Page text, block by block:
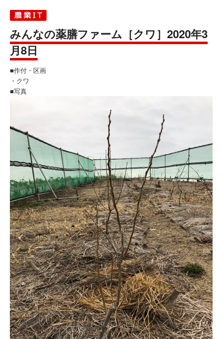
みんなの薬膳ファーム［クワ］2020年3
月8日
■作付・区画
・クワ
■写真